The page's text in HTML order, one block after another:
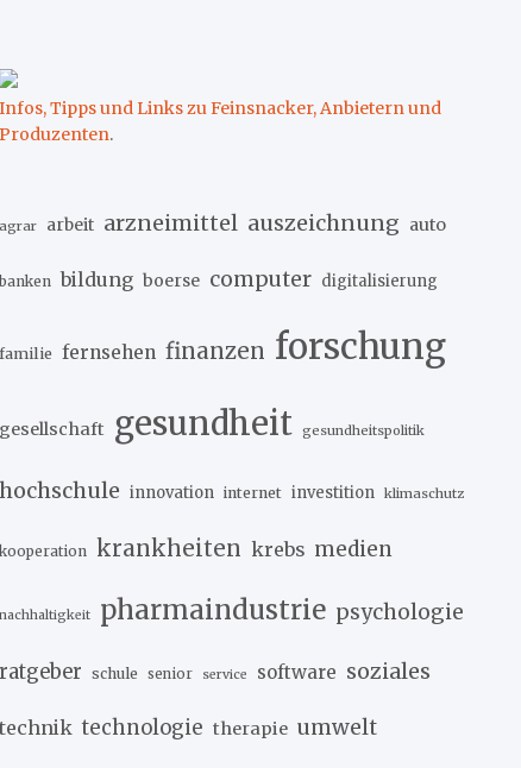
Infos, Tipps und Links zu Feinsnacker, Anbietern und
Produzenten.
agrar arbeit arzneimittel auszeichnung auto
banken bildung boerse computer digitalisierung
familie fernsehen finanzen forschung
gesellschaft gesundheit gesundheitspolitik
hochschule innovation internet investition klimaschutz
kooperation krankheiten krebs medien
nachhaltigkeit pharmaindustrie psychologie
ratgeber schule senior service software soziales
technik technologie therapie umwelt